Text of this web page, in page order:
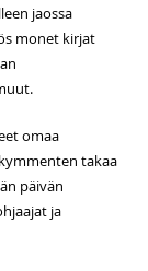
jaossa
monet kirjat
omaa
takaa
päivän
ja